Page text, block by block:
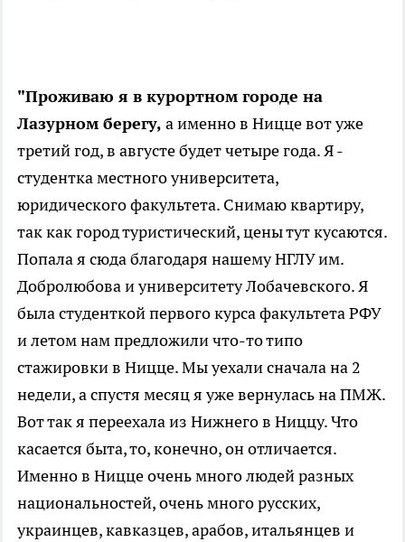
"Проживаю я в курортном городе на
Лазурном берегу, а именно в Ницце вот уже
третий год, в августе будет четыре года. Я -
студентка местного университета,
юридического факультета. Снимаю квартиру,
так как город туристический, цены тут кусаются.
Попала я сюда благодаря нашему НГЛУ им.
Добролюбова и университету Лобачевского. Я
была студенткой первого курса факультета РФУ
и летом нам предложили что-то типо
стажировки в Ницце. Мы уехали сначала на 2
недели, а спустя месяц я уже вернулась на ПМЖ.
Вот так я переехала из Нижнего в Ниццу. Что
касается быта, то, конечно, он отличается.
Именно в Ницце очень много людей разных
национальностей, очень много русских,
украинцев, кавказцев, арабов, итальянцев и